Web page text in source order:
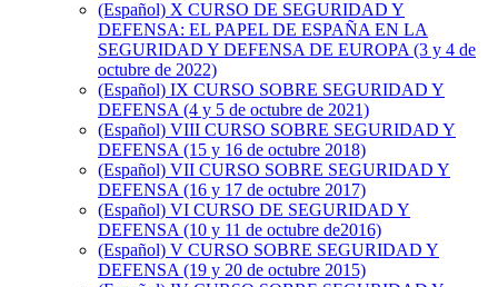
(Español) X CURSO DE SEGURIDAD Y
DEFENSA: EL PAPEL DE ESPAÑA EN LA
SEGURIDAD Y DEFENSA DE EUROPA (3 y 4 de
octubre de 2022)
(Español) IX CURSO SOBRE SEGURIDAD Y
DEFENSA (4 y 5 de octubre de 2021)
(Español) VIII CURSO SOBRE SEGURIDAD Y
DEFENSA (15 y 16 de octubre 2018)
(Español) VII CURSO SOBRE SEGURIDAD Y
DEFENSA (16 y 17 de octubre 2017)
(Español) VI CURSO DE SEGURIDAD Y
DEFENSA (10 y 11 de octubre de2016)
(Español) V CURSO SOBRE SEGURIDAD Y
DEFENSA (19 y 20 de octubre 2015)